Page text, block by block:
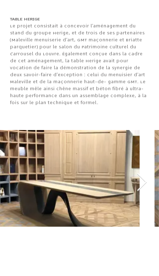
TABLE HERIGE
Le projet consistait à concevoir l’aménagement du
stand du groupe Herige, et de trois de ses partenaires
(Maleville menuiserie d’art, GMT maçonnerie et Briatte
parquetier) pour le salon du Patrimoine culturel du
Carrousel du Louvre. Également conçue dans la cadre
de cet aménagement, la table Herige avait pour
vocation de faire la démonstration de la synergie de
deux savoir-faire d’exception : celui du menuisier d’art
Maleville et de la maçonnerie haut-de- gamme GMT. Le
meuble mêle ainsi chêne massif et béton fibré à ultra-
haute performance dans un assemblage complexe, à la
fois sur le plan technique et formel.